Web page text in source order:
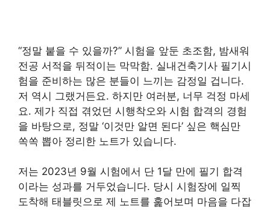
“정말 붙을 수 있을까?” 시험을 앞둔 초조함, 밤새워
전공 서적을 뒤적이는 막막함. 실내건축기사 필기시
험을 준비하는 많은 분들이 느끼는 감정일 겁니다.
저 역시 그랬거든요. 하지만 여러분, 너무 걱정 마세
요. 제가 직접 겪었던 시행착오와 시험 합격의 경험
을 바탕으로, 정말 ‘이것만 알면 된다’ 싶은 핵심만
쏙쏙 뽑아 정리한 노트가 있습니다.
저는 2023년 9월 시험에서 단 1달 만에 필기 합격
이라는 성과를 거두었습니다. 당시 시험장에 일찍
도착해 태블릿으로 제 노트를 훑어보며 마음을 다잡